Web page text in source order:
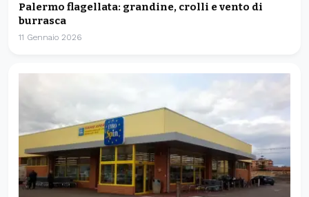
Palermo flagellata: grandine, crolli e vento di
burrasca
11 Gennaio 2026